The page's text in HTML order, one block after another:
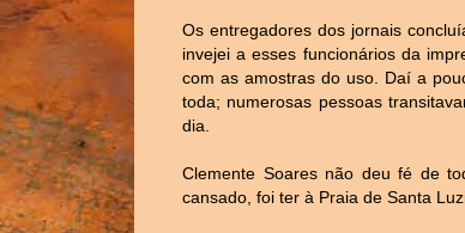
Os entregadores dos jornais
invejei a esses funcionários da
com as amostras do uso. Daí a
toda; numerosas pessoas
dia.
Clemente Soares não deu fé de
cansado, foi ter à Praia de Santa